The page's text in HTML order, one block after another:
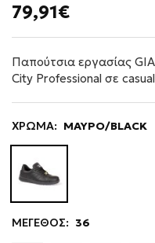
79,91€
Παπούτσια εργασίας
City Professional σε
ΧΡΩΜΑ: ΜΑΥΡΟ/BLACK
ΜΕΓΕΘΟΣ: 36